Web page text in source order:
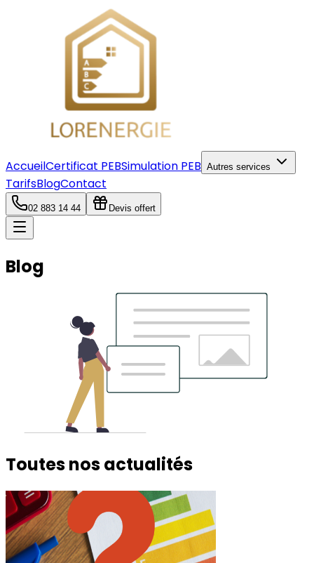
AccueilCertificat PEBSimulation PEB Autres services
TarifsBlogContact
02 883 14 44 Devis offert
Blog
Toutes nos actualités